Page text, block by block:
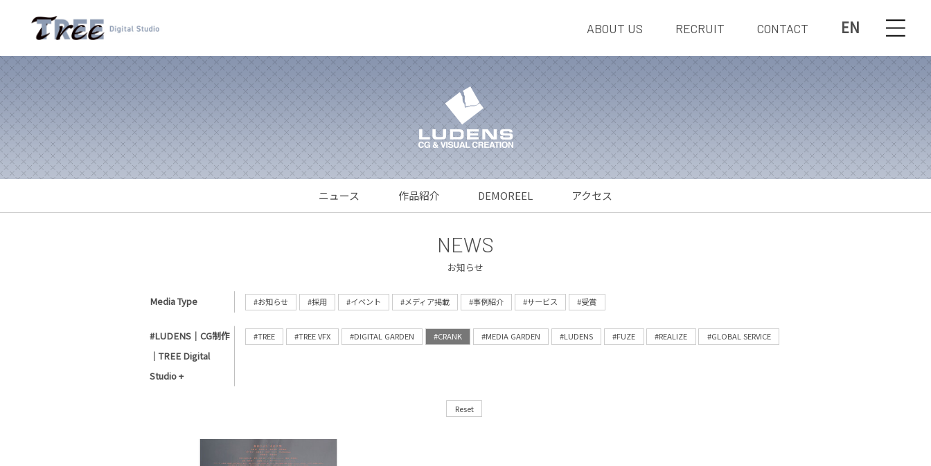
EN
ABOUT US RECRUIT CONTACT
ニュース 作品紹介 DEMOREEL アクセス
NEWS
お知らせ
Media Type #お知らせ #採用 #イベント #メディア掲載 #事例紹介 #サービス #受賞
#LUDENS｜CG制作
｜TREE Digital
Studio +
#TREE #TREE VFX #DIGITAL GARDEN #CRANK #MEDIA GARDEN #LUDENS #FUZE #REALIZE #GLOBAL SERVICE
Reset